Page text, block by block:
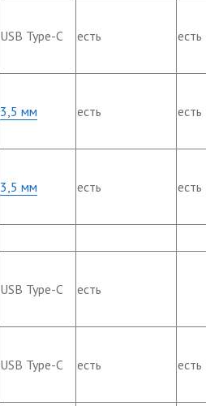
USB Type-C есть есть
3,5 мм есть есть
3,5 мм есть есть
USB Type-C есть
USB Type-C есть есть